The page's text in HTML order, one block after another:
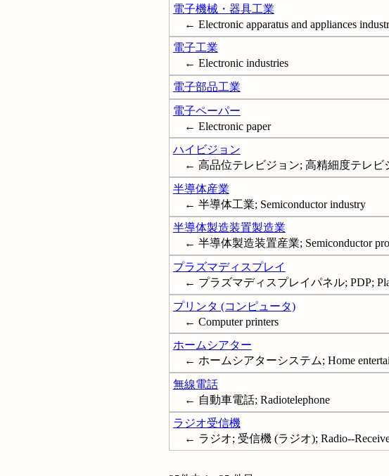
電子機械・器具工業
← Electronic apparatus and appliances
電子工業
← Electronic industries
電子部品工業
電子ペーパー
← Electronic paper
ハイビジョン
← 高品位テレビジョン; 高精細度テレビ
半導体産業
← 半導体工業; Semiconductor industry
半導体製造装置製造業
← 半導体製造装置産業; Semiconductor
プラズマディスプレイ
← プラズマディスプレイパネル; PDP;
プリンタ (コンピュータ)
← Computer printers
ホームシアター
← ホームシアターシステム; Home
無線電話
← 自動車電話; Radiotelephone
ラジオ受信機
← ラジオ; 受信機 (ラジオ); Radio--